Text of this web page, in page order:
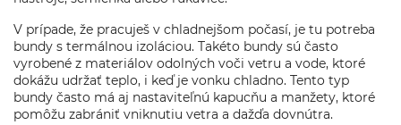
V prípade, že pracuješ v chladnejšom počasí, je tu potreba
bundy s termálnou izoláciou. Takéto bundy sú často
vyrobené z materiálov odolných voči vetru a vode, ktoré
dokážu udržať teplo, i keď je vonku chladno. Tento typ
bundy často má aj nastaviteľnú kapucňu a manžety, ktoré
pomôžu zabrániť vniknutiu vetra a dažďa dovnútra.